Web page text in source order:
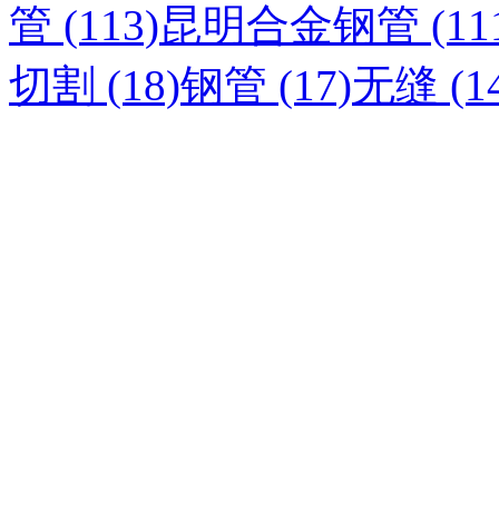
管 (113)昆明合金钢管
切割 (18)钢管 (17)无缝